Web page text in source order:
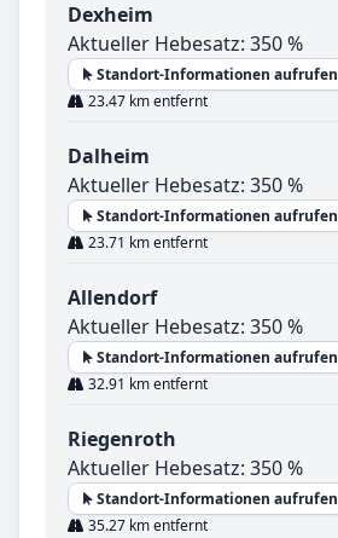
Dexheim
Aktueller Hebesatz: 350 %
Standort-Informationen aufrufen
23.47 km entfernt
Dalheim
Aktueller Hebesatz: 350 %
Standort-Informationen aufrufen
23.71 km entfernt
Allendorf
Aktueller Hebesatz: 350 %
Standort-Informationen aufrufen
32.91 km entfernt
Riegenroth
Aktueller Hebesatz: 350 %
Standort-Informationen aufrufen
35.27 km entfernt